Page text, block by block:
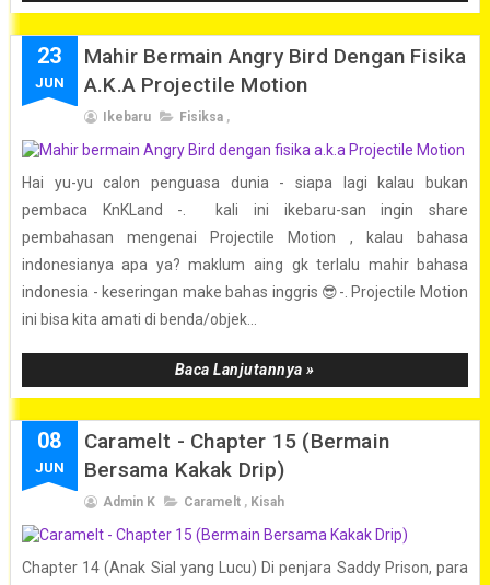
23
JUN
Mahir Bermain Angry Bird Dengan Fisika
A.k.a Projectile Motion
Ikebaru Fisiksa ,
Hai yu-yu calon penguasa dunia - siapa lagi kalau bukan
pembaca KnKLand -. kali ini ikebaru-san ingin share
pembahasan mengenai Projectile Motion , kalau bahasa
indonesianya apa ya? maklum aing gk terlalu mahir bahasa
indonesia - keseringan make bahas inggris 😎-. Projectile Motion
ini bisa kita amati di benda/objek...
Baca Lanjutannya »
08
JUN
Caramelt - Chapter 15 (Bermain
Bersama Kakak Drip)
Admin K Caramelt , Kisah
Chapter 14 (Anak Sial yang Lucu) Di penjara Saddy Prison, para